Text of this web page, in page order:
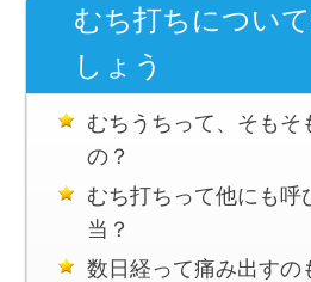
むち打ちについ
しょう
むちうちって、そもそ
の？
むち打ちって他にも呼
当？
数日経って痛み出すの